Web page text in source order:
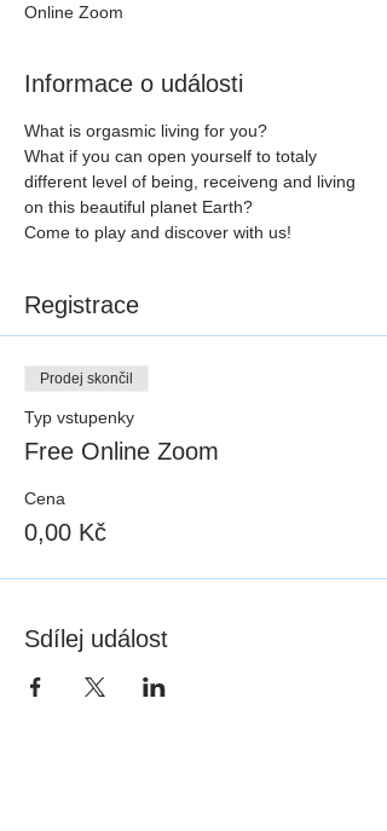
Online Zoom
Informace o události
What is orgasmic living for you?
What if you can open yourself to totaly
different level of being, receiveng and living
on this beautiful planet Earth?
Come to play and discover with us!
Registrace
Prodej skončil
Typ vstupenky
Free Online Zoom
Cena
0,00 Kč
Sdílej událost